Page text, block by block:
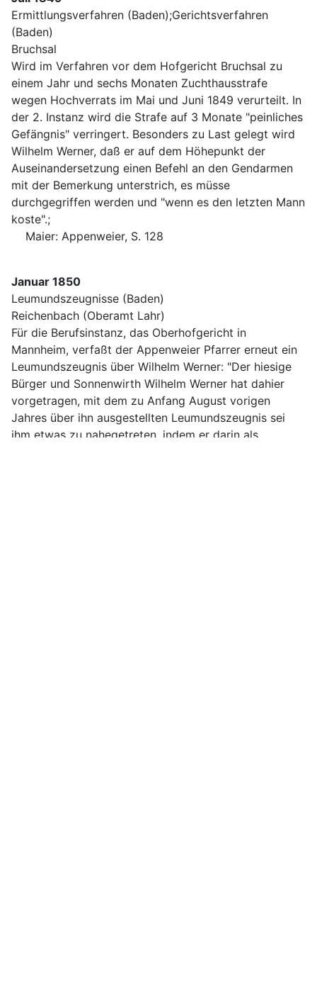
Ermittlungsverfahren (Baden);Gerichtsverfahren
(Baden)
Bruchsal
Wird im Verfahren vor dem Hofgericht Bruchsal zu
einem Jahr und sechs Monaten Zuchthausstrafe
wegen Hochverrats im Mai und Juni 1849 verurteilt. In
der 2. Instanz wird die Strafe auf 3 Monate "peinliches
Gefängnis" verringert. Besonders zu Last gelegt wird
Wilhelm Werner, daß er auf dem Höhepunkt der
Auseinandersetzung einen Befehl an den Gendarmen
mit der Bemerkung unterstrich, es müsse
durchgegriffen werden und "wenn es den letzten Mann
koste".;
Maier: Appenweier, S. 128
Januar 1850
Leumundszeugnisse (Baden)
Reichenbach (Oberamt Lahr)
Für die Berufsinstanz, das Oberhofgericht in
Mannheim, verfaßt der Appenweier Pfarrer erneut ein
Leumundszeugnis über Wilhelm Werner: "Der hiesige
Bürger und Sonnenwirth Wilhelm Werner hat dahier
vorgetragen, mit dem zu Anfang August vorigen
Jahres über ihn ausgestellten Leumundszeugnis sei
ihm etwas zu nahegetreten, indem er darin als